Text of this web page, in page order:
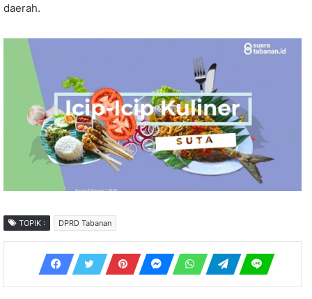
daerah.
TOPIK : DPRD Tabanan